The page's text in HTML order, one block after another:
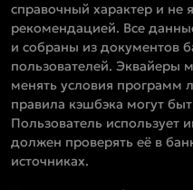
справочный характер и не
рекомендацией. Все
и собраны из документов
пользователей. Эквайеры
менять условия программ
правила кэшбэка могут
Пользователь использует
должен проверять её в
источниках.